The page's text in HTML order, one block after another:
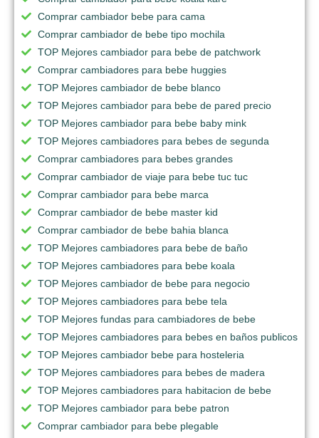
Comprar cambiador bebe para cama
Comprar cambiador de bebe tipo mochila
TOP Mejores cambiador para bebe de patchwork
Comprar cambiadores para bebe huggies
TOP Mejores cambiador de bebe blanco
TOP Mejores cambiador para bebe de pared precio
TOP Mejores cambiador para bebe baby mink
TOP Mejores cambiadores para bebes de segunda
Comprar cambiadores para bebes grandes
Comprar cambiador de viaje para bebe tuc tuc
Comprar cambiador para bebe marca
Comprar cambiador de bebe master kid
Comprar cambiador de bebe bahia blanca
TOP Mejores cambiadores para bebe de baño
TOP Mejores cambiadores para bebe koala
TOP Mejores cambiador de bebe para negocio
TOP Mejores cambiadores para bebe tela
TOP Mejores fundas para cambiadores de bebe
TOP Mejores cambiadores para bebes en baños publicos
TOP Mejores cambiador bebe para hosteleria
TOP Mejores cambiadores para bebes de madera
TOP Mejores cambiadores para habitacion de bebe
TOP Mejores cambiador para bebe patron
Comprar cambiador para bebe plegable